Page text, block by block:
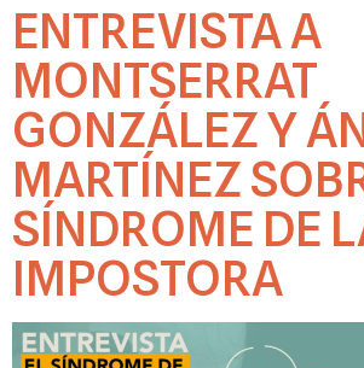
ENTREVISTA A
MONTSERRAT
GONZÁLEZ Y
MARTÍNEZ
SÍNDROME DE
IMPOSTORA